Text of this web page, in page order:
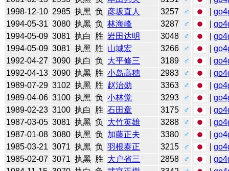
1998-12-10 2985 执黑 负 彦坂直人 3257 ♂ |
1994-05-31 3080 执黑 负 林海峰 3287 ♂ |
1994-05-09 3081 执白 胜 岩田达明 3048 ♂ |
1994-05-09 3081 执黑 胜 山城宏 3266 ♂ |
1992-04-27 3090 执白 负 大平修三 3189 ♂ |
1992-04-13 3090 执黑 胜 小岛高穗 2983 ♂ |
1989-07-29 3102 执黑 胜 赵治勋 3363 ♂ |
1989-04-06 3100 执黑 负 小林觉 3293 ♂ |
1989-02-23 3100 执白 胜 石田章 3175 ♂ |
1987-03-05 3081 执黑 负 大竹英雄 3288 ♂ |
1987-01-08 3080 执黑 负 加藤正夫 3380 ♂ |
1985-03-21 3071 执黑 负 羽根泰正 3215 ♂ |
1985-02-07 3071 执黑 胜 大户省三 2858 ♂ |